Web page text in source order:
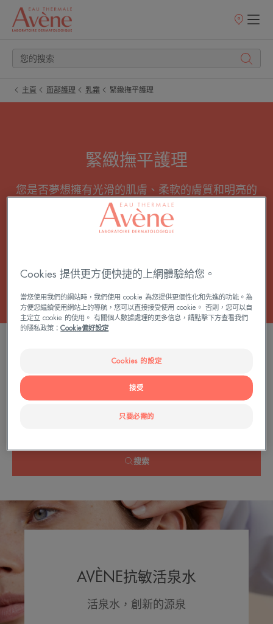
銷
主頁 面部護理 乳霜 緊緻撫平護理
緊緻撫平護理
您是否夢想擁有光滑的肌膚、柔軟的膚質和明亮的
膚色？ 修護將是您最好的盟友，可以平滑肌膚，減
少頑固皺紋，並恢復面部的光澤。
按問題、系列或產品類型搜索
搜索
AVÈNE抗敏活泉水
活泉水，創新的源泉
Cookies 提供更方便快捷的上網體驗給您。
當您使用我們的網站時，我們使用 cookie 為您提供更個性化和先進的功能。為
方便您繼續使用網站上的導航，您可以直接接受使用 cookie。 否則，您可以自
主定立 cookie 的使用。 有關個人數據處理的更多信息，請點擊下方查看我們
的隱私政策：Cookie偏好設定
Cookies 的設定
只要必需的
接受